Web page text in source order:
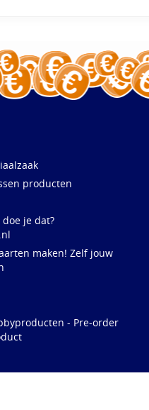
producten
je dat?
maken! Zelf jouw
- Pre-order